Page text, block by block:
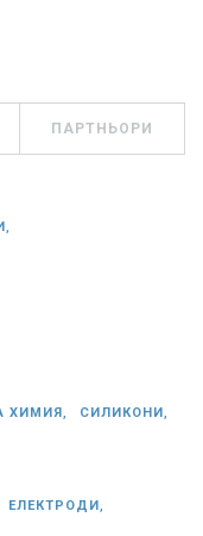
ПАРТНЬОРИ
ХИМИЯ, СИЛИКОНИ,
ЕЛЕКТРОДИ,